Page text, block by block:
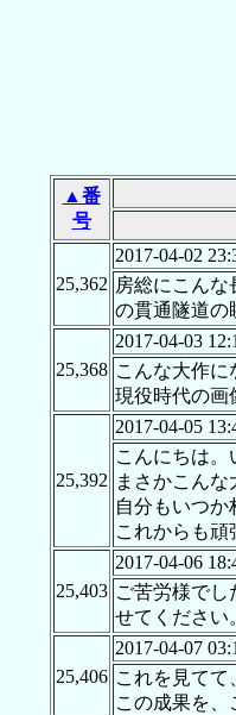
▲番
号
25,362
2017-04-02
房総にこん
の貫通隧道の
25,368
2017-04-03
こんな大作
現役時代の画
25,392
2017-04-05
こんにちは。
まさかこん
自分もいつか
これからも頑
25,403
2017-04-06
ご苦労様で
せてください。
25,406
2017-04-07
これを見て
この成果を、